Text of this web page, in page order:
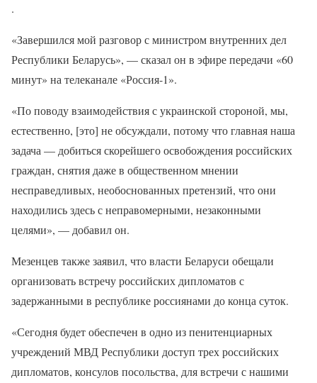
.
«Завершился мой разговор с министром внутренних дел
Республики Беларусь», — сказал он в эфире передачи «60
минут» на телеканале «Россия-1».
«По поводу взаимодействия с украинской стороной, мы,
естественно, [это] не обсуждали, потому что главная наша
задача — добиться скорейшего освобождения российских
граждан, снятия даже в общественном мнении
несправедливых, необоснованных претензий, что они
находились здесь с неправомерными, незаконными
целями», — добавил он.
Мезенцев также заявил, что власти Беларуси обещали
организовать встречу российских дипломатов с
задержанными в республике россиянами до конца суток.
«Сегодня будет обеспечен в одно из пенитенциарных
учреждений МВД Республики доступ трех российских
дипломатов, консулов посольства, для встречи с нашими